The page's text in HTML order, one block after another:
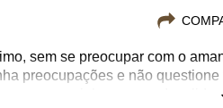
sem se preocupar com o
preocupações e não
caminho e aprenda a